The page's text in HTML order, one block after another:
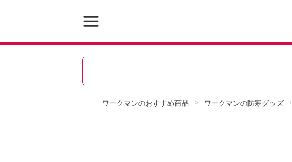
ワークマンのおすすめ商品 ワークマンの防寒グッズ